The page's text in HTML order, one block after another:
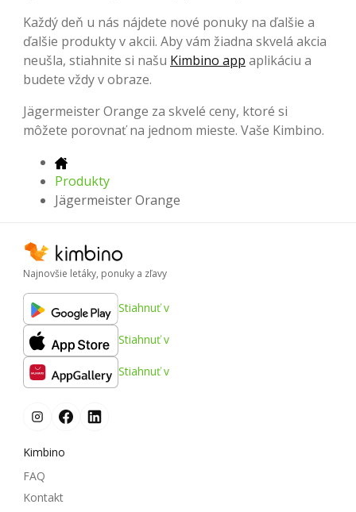
Každý deň u nás nájdete nové ponuky na ďalšie a
ďalšie produkty v akcii. Aby vám žiadna skvelá akcia
neušla, stiahnite si našu Kimbino app aplikáciu a
budete vždy v obraze.
Jägermeister Orange za skvelé ceny, ktoré si
môžete porovnať na jednom mieste. Vaše Kimbino.
Produkty
Jägermeister Orange
Najnovšie letáky, ponuky a zľavy
Stiahnuť v
Stiahnuť v
Stiahnuť v
Kimbino
FAQ
Kontakt